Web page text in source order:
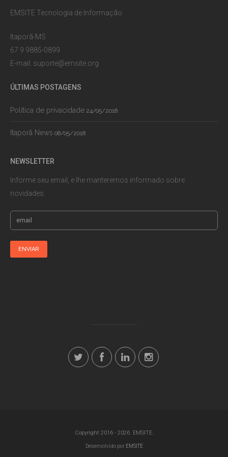
EMSITE Tecnologia de Informação
Itaporã-MS
67 9 9885-0899
E-mail: suporte@emsite.org
ÚLTIMAS POSTAGENS
Política de privacidade 24/05/2018
Itaporã News 08/05/2018
NEWSLETTER
Informe seu email, e lhe manteremos informado sobre
novidades.
ENVIAR
Copyright 2016 - 2026. EMSITE.
Desenvolvido por EMSITE